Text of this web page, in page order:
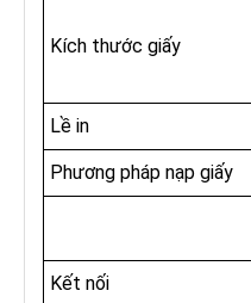
Kích thước giấy
Lề in
Phương pháp nạp giấy
Kết nối